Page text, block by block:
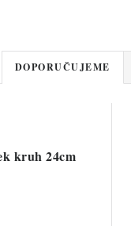
Ř
a
e
DOPORUČUJEME
kruh 24cm